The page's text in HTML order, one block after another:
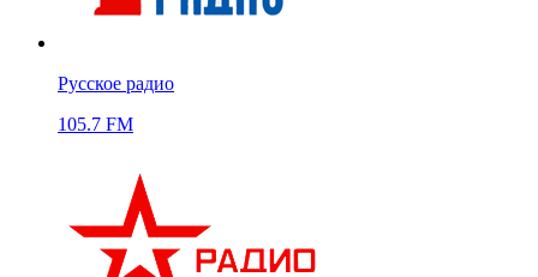
Русское радио
105.7 FM